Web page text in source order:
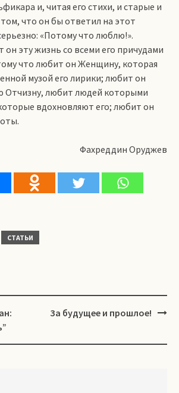
и, читая его стихи, и старые и
что он бы ответил на этот
«Потому что люблю!».
эту жизнь со всеми его причудами
что любит он Женщину, которая
музой его лирики; любит он
Отчизну, любит людей которыми
вдохновляют его; любит он
Фахреддин Оруджев
СТАТЬИ
За будущее и прошлое!